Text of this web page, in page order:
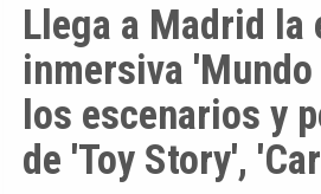
Llega a Madrid la
inmersiva
los escenarios y
de 'Toy Story',